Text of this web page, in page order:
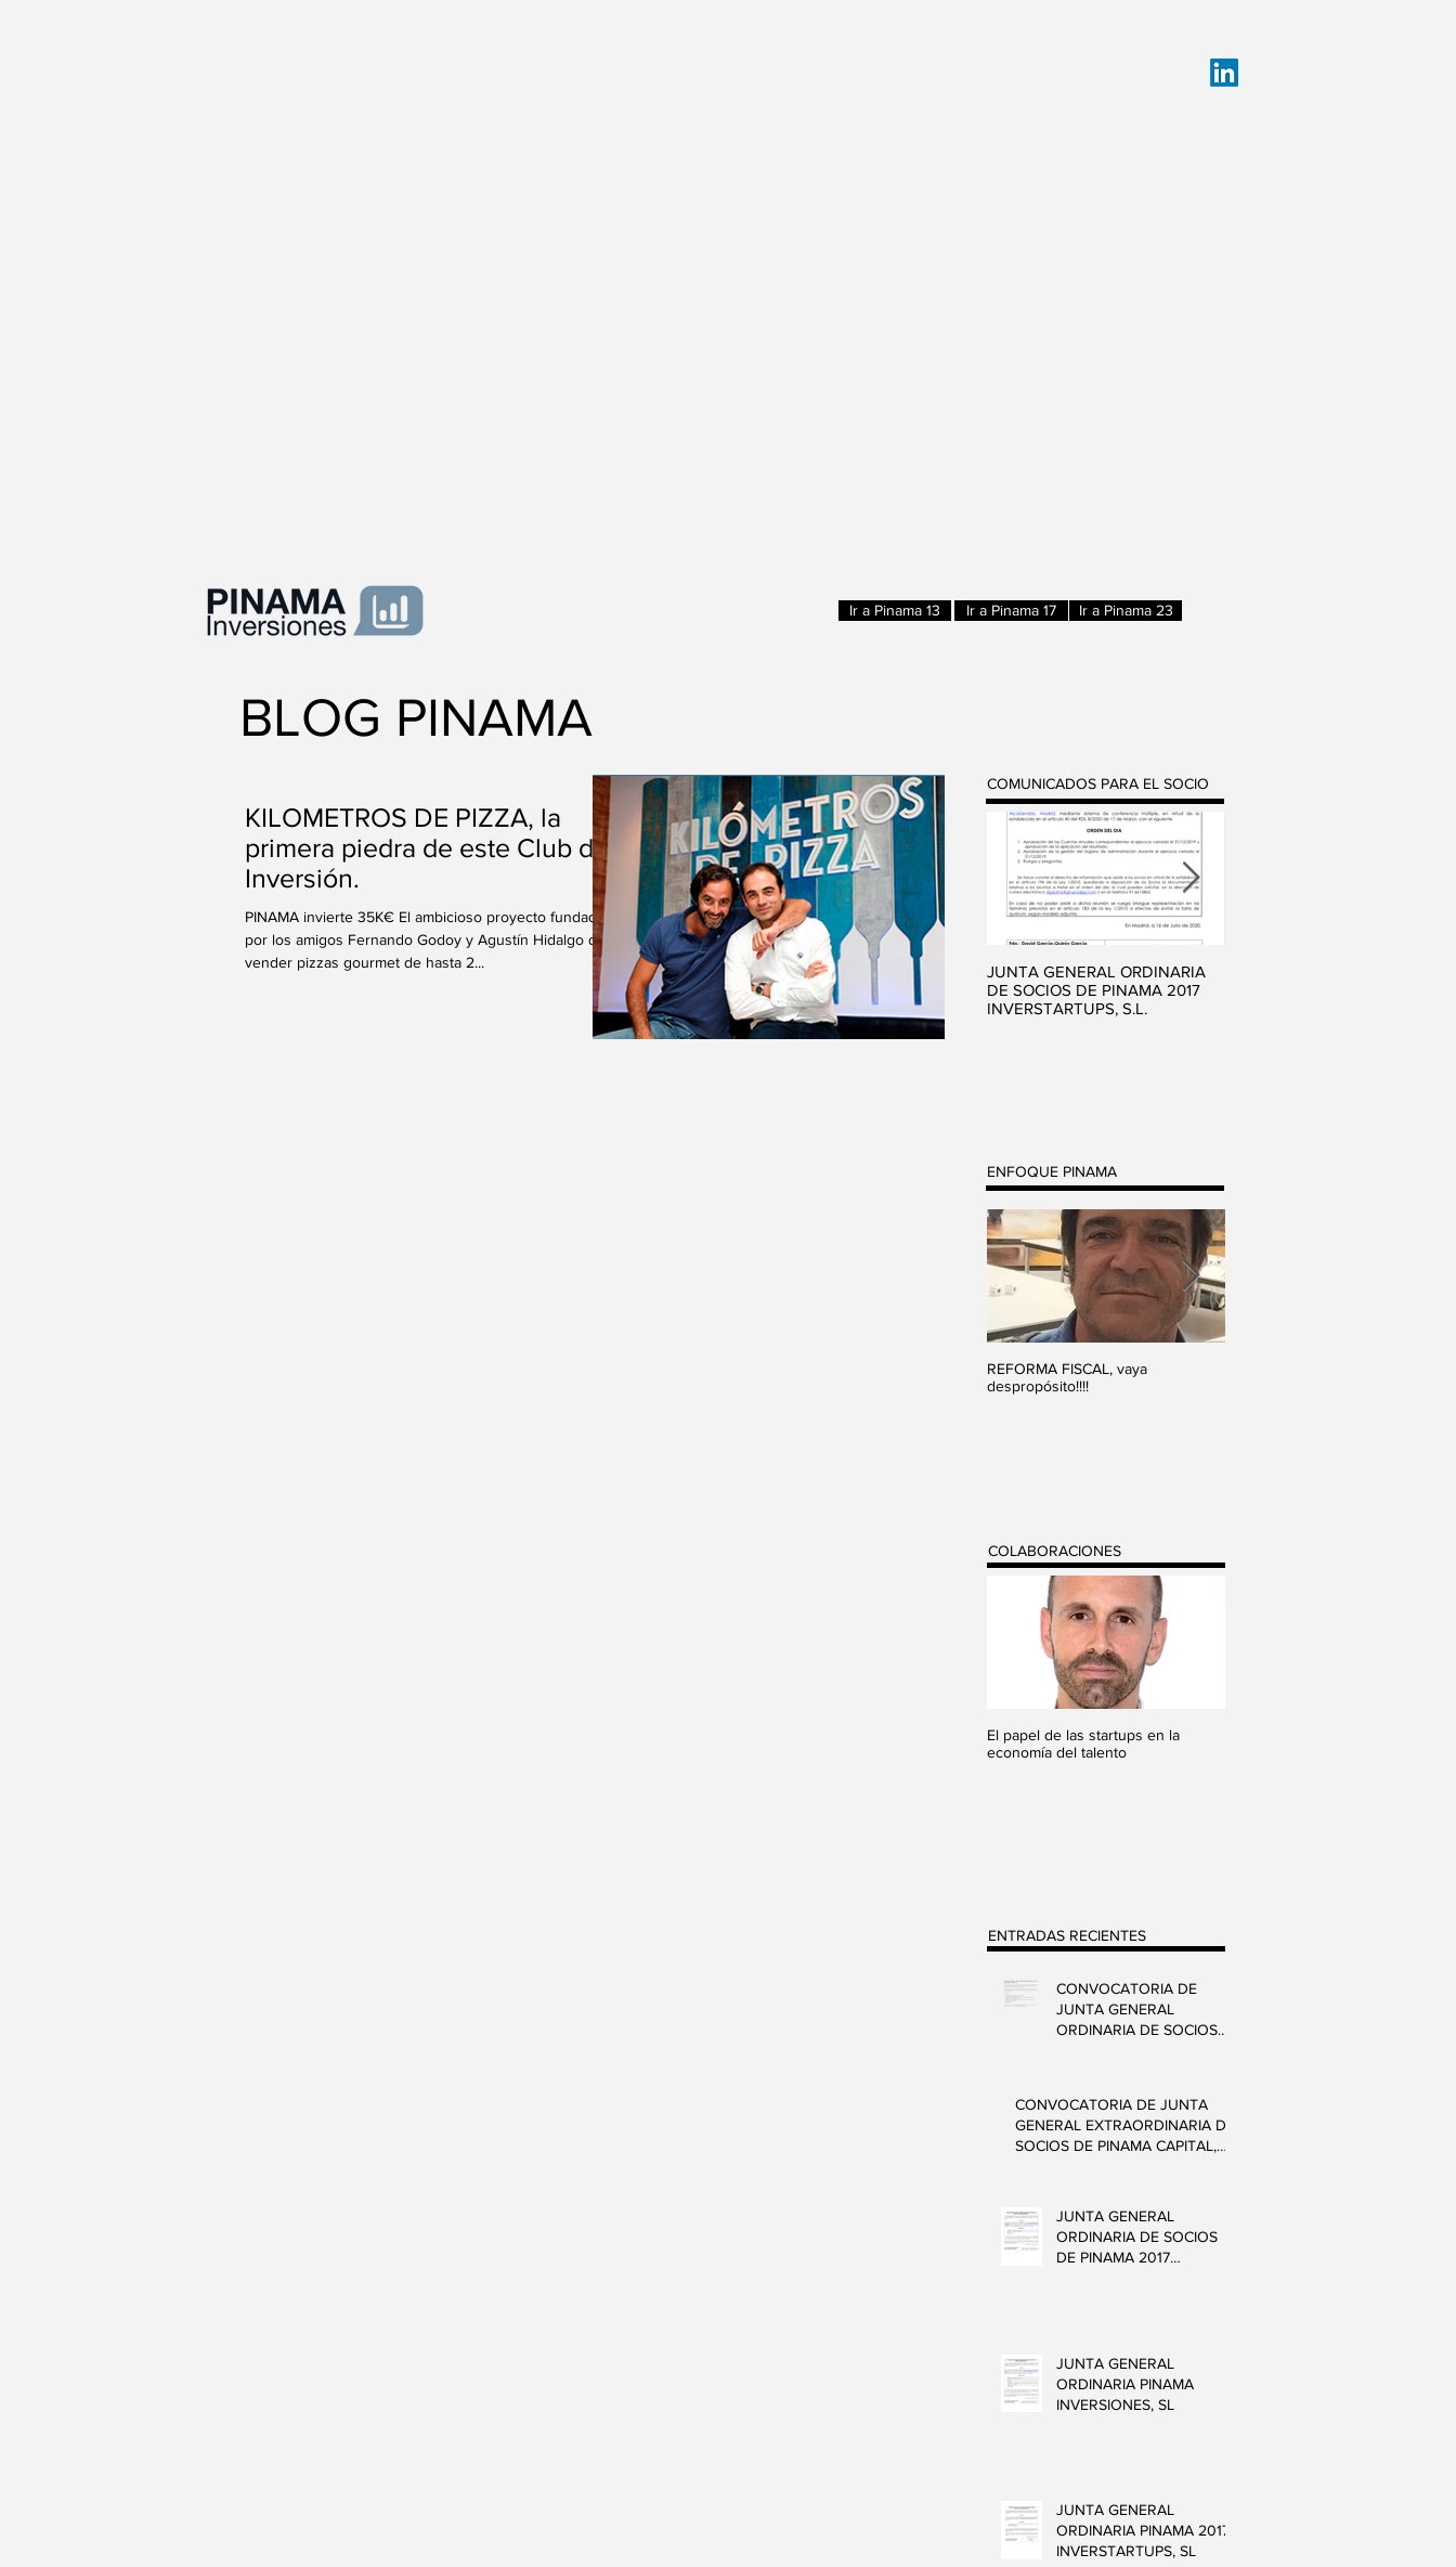
Ir a Pinama 13 Ir a Pinama 17 Ir a Pinama 23
BLOG PINAMA
KILOMETROS DE PIZZA, la
primera piedra de este Club de
Inversión.
PINAMA invierte 35K€ El ambicioso proyecto fundado
por los amigos Fernando Godoy y Agustín Hidalgo de
vender pizzas gourmet de hasta 2...
COMUNICADOS PARA EL SOCIO
JUNTA GENERAL ORDINARIA
DE SOCIOS DE PINAMA 2017
INVERSTARTUPS, S.L.
ENFOQUE PINAMA
REFORMA FISCAL, vaya
despropósito!!!!
COLABORACIONES
El papel de las startups en la
economía del talento
ENTRADAS RECIENTES
CONVOCATORIA DE
JUNTA GENERAL
ORDINARIA DE SOCIOS
CONVOCATORIA DE JUNTA
GENERAL EXTRAORDINARIA DE
SOCIOS DE PINAMA CAPITAL,
JUNTA GENERAL
ORDINARIA DE SOCIOS
DE PINAMA 2017
JUNTA GENERAL
ORDINARIA PINAMA
INVERSIONES, SL
JUNTA GENERAL
ORDINARIA PINAMA 2017
INVERSTARTUPS, SL